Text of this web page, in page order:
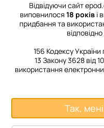
пошкоджень
і не має слідів
якості:
сколами, тріщинами,
які не відповідають
Відвідуючи сайт
виповнилося 18 років і
придбання та
156 Кодексу
13 Закону 3628 від
використання
Так,